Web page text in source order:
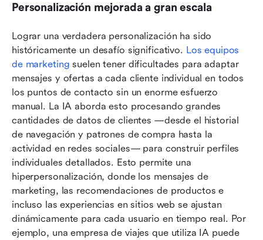
Personalización mejorada a gran escala
Lograr una verdadera personalización ha sido
históricamente un desafío significativo. Los equipos
de marketing suelen tener dificultades para adaptar
mensajes y ofertas a cada cliente individual en todos
los puntos de contacto sin un enorme esfuerzo
manual. La IA aborda esto procesando grandes
cantidades de datos de clientes —desde el historial
de navegación y patrones de compra hasta la
actividad en redes sociales— para construir perfiles
individuales detallados. Esto permite una
hiperpersonalización, donde los mensajes de
marketing, las recomendaciones de productos e
incluso las experiencias en sitios web se ajustan
dinámicamente para cada usuario en tiempo real. Por
ejemplo, una empresa de viajes que utiliza IA puede